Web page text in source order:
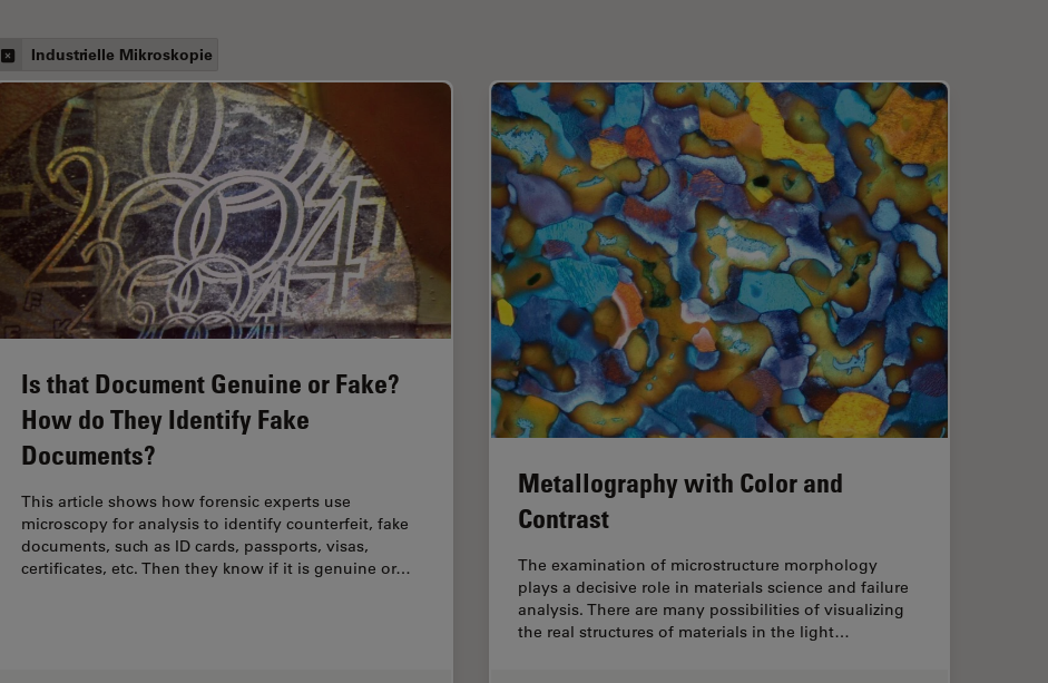
Industrielle Mikroskopie
Is that Document Genuine or Fake?
How do They Identify Fake
Documents?
This article shows how forensic experts use
microscopy for analysis to identify counterfeit, fake
documents, such as ID cards, passports, visas,
certificates, etc. Then they know if it is genuine or…
Metallography with Color and
Contrast
The examination of microstructure morphology
plays a decisive role in materials science and failure
analysis. There are many possibilities of visualizing
the real structures of materials in the light…